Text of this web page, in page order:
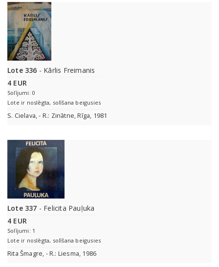
Lote 336 - Kārlis Freimanis
4 EUR
Solījumi: 0
Lote ir noslēgta, solīšana beigusies
S. Cielava, - R.: Zinātne, Rīga, 1981
Lote 337 - Felicita Pauļuka
4 EUR
Solījumi: 1
Lote ir noslēgta, solīšana beigusies
Rita Šmagre, - R.: Liesma, 1986